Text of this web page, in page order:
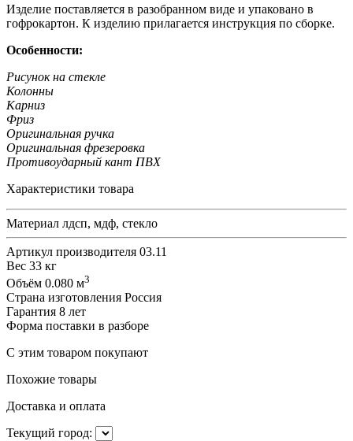
Изделие поставляется в разобранном виде и упаковано в
гофрокартон. К изделию прилагается инструкция по сборке.
Особенности:
Рисунок на стекле
Колонны
Карниз
Фриз
Оригинальная ручка
Оригинальная фрезеровка
Противоударный кант ПВХ
Характеристики товара
Материал лдсп, мдф, стекло
Артикул производителя 03.11
Вес 33 кг
Объём 0.080 м3
Страна изготовления Россия
Гарантия 8 лет
Форма поставки в разборе
С этим товаром покупают
Похожие товары
Доставка и оплата
Текущий город: